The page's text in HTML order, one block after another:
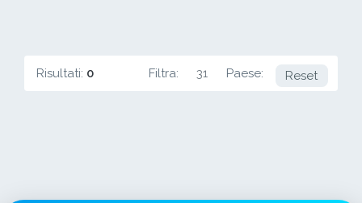
Risultati: 0 Filtra: 31 Paese: AO
Reset